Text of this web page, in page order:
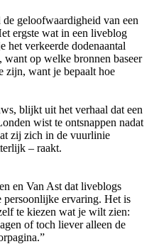
geloofwaardigheid van een
ergste wat in een liveblog
het verkeerde dodenaantal
op welke bronnen baseer
zijn, want je bepaalt hoe
blijkt uit het verhaal dat een
wist te ontsnappen nadat
zij zich in de vuurlinie
– raakt.
en Van Ast dat liveblogs
persoonlijke ervaring. Het is
te kiezen wat je wilt zien:
of toch liever alleen de